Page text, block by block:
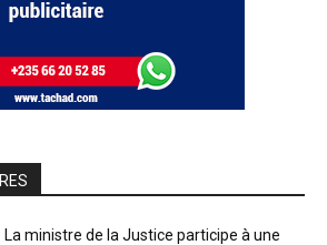
La ministre de la Justice participe à une